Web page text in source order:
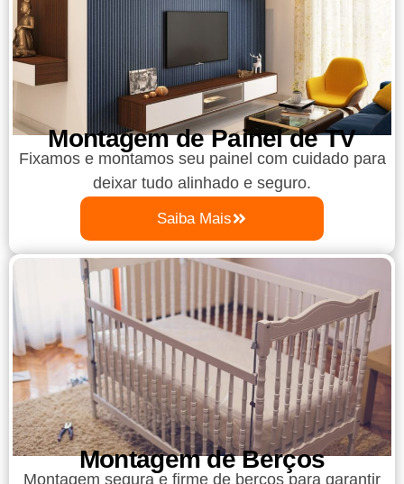
Montagem de Painel de TV
Fixamos e montamos seu painel com cuidado para
deixar tudo alinhado e seguro.
Saiba Mais
Montagem de Berços
Montagem segura e firme de berços para garantir